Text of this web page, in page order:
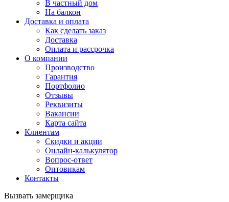
В частный дом
На балкон
Доставка и оплата
Как сделать заказ
Доставка
Оплата и рассрочка
О компании
Производство
Гарантия
Портфолио
Отзывы
Реквизиты
Вакансии
Карта сайта
Клиентам
Скидки и акции
Онлайн-калькулятор
Вопрос-ответ
Оптовикам
Контакты
Вызвать замерщика